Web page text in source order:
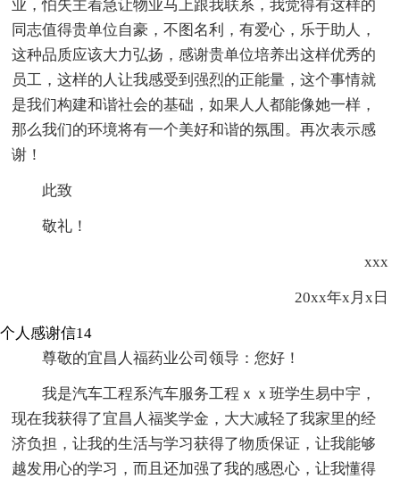
业，怕失主着急让物业马上跟我联系，我觉得有这样的
同志值得贵单位自豪，不图名利，有爱心，乐于助人，
这种品质应该大力弘扬，感谢贵单位培养出这样优秀的
员工，这样的人让我感受到强烈的正能量，这个事情就
是我们构建和谐社会的基础，如果人人都能像她一样，
那么我们的环境将有一个美好和谐的氛围。再次表示感
谢！
此致
敬礼！
xxx
20xx年x月x日
个人感谢信14
尊敬的宜昌人福药业公司领导：您好！
我是汽车工程系汽车服务工程ｘｘ班学生易中宇，
现在我获得了宜昌人福奖学金，大大减轻了我家里的经
济负担，让我的生活与学习获得了物质保证，让我能够
越发用心的学习，而且还加强了我的感恩心，让我懂得